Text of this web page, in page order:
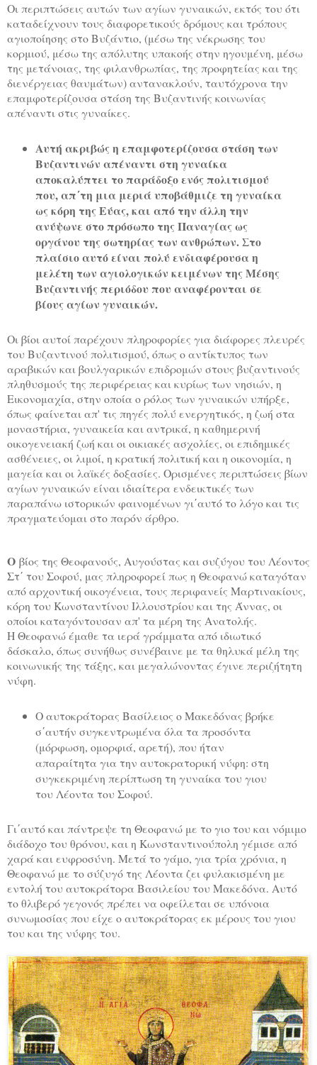
Οι περιπτώσεις αυτών των αγίων γυναικών, εκτός του ότι
καταδείχνουν τους διαφορετικούς δρόμους και τρόπους
αγιοποίησης στο Βυζάντιο, (μέσω της νέκρωσης του
κορμιού, μέσω της απόλυτης υπακοής στην ηγουμένη, μέσω
της μετάνοιας, της φιλανθρωπίας, της προφητείας και της
διενέργειας θαυμάτων) αντανακλούν, ταυτόχρονα την
επαμφοτερίζουσα στάση της Βυζαντινής κοινωνίας
απέναντι στις γυναίκες.
Αυτή ακριβώς η επαμφοτερίζουσα στάση των
Βυζαντινών απέναντι στη γυναίκα
αποκαλύπτει το παράδοξο ενός πολιτισμού
που, απ΄τη μια μεριά υποβάθμιζε τη γυναίκα
ως κόρη της Εύας, και από την άλλη την
ανύψωνε στο πρόσωπο της Παναγίας ως
οργάνου της σωτηρίας των ανθρώπων. Στο
πλαίσιο αυτό είναι πολύ ενδιαφέρουσα η
μελέτη των αγιολογικών κειμένων της Μέσης
Βυζαντινής περιόδου που αναφέρονται σε
βίους αγίων γυναικών.
Οι βίοι αυτοί παρέχουν πληροφορίες για διάφορες πλευρές
του Βυζαντινού πολιτισμού, όπως ο αντίκτυπος των
αραβικών και βουλγαρικών επιδρομών στους βυζαντινούς
πληθυσμούς της περιφέρειας και κυρίως των νησιών, η
Εικονομαχία, στην οποία ο ρόλος των γυναικών υπήρξε,
όπως φαίνεται απ' τις πηγές πολύ ενεργητικός, η ζωή στα
μοναστήρια, γυναικεία και αντρικά, η καθημερινή
οικογενειακή ζωή και οι οικιακές ασχολίες, οι επιδημικές
ασθένειες, οι λιμοί, η κρατική πολιτική και η οικονομία, η
μαγεία και οι λαϊκές δοξασίες. Ορισμένες περιπτώσεις βίων
αγίων γυναικών είναι ιδιαίτερα ενδεικτικές των
παραπάνω ιστορικών φαινομένων γι΄αυτό το λόγο και τις
πραγματεύομαι στο παρόν άρθρο.
Ο βίος της Θεοφανούς, Αυγούστας και συζύγου του Λέοντος
Στ΄ του Σοφού, μας πληροφορεί πως η Θεοφανώ καταγόταν
από αρχοντική οικογένεια, τους περιφανείς Μαρτινακίους,
κόρη του Κωνσταντίνου Ιλλουστρίου και της Άννας, οι
οποίοι καταγόντουσαν απ' τα μέρη της Ανατολής.
Η Θεοφανώ έμαθε τα ιερά γράμματα από ιδιωτικό
δάσκαλο, όπως συνήθως συνέβαινε με τα θηλυκά μέλη της
κοινωνικής της τάξης, και μεγαλώνοντας έγινε περιζήτητη
νύφη.
Ο αυτοκράτορας Βασίλειος ο Μακεδόνας βρήκε
σ΄αυτήν συγκεντρωμένα όλα τα προσόντα
(μόρφωση, ομορφιά, αρετή), που ήταν
απαραίτητα για την αυτοκρατορική νύφη: στη
συγκεκριμένη περίπτωση τη γυναίκα του γιου
του Λέοντα του Σοφού.
Γι΄αυτό και πάντρεψε τη Θεοφανώ με το γιο του και νόμιμο
διάδοχο του θρόνου, και η Κωνσταντινούπολη γέμισε από
χαρά και ευφροσύνη. Μετά το γάμο, για τρία χρόνια, η
Θεοφανώ με το σύζυγό της Λέοντα ζει φυλακισμένη με
εντολή του αυτοκράτορα Βασιλείου του Μακεδόνα. Αυτό
το θλιβερό γεγονός πρέπει να οφείλεται σε υπόνοια
συνωμοσίας που είχε ο αυτοκράτορας εκ μέρους του γιου
του και της νύφης του.